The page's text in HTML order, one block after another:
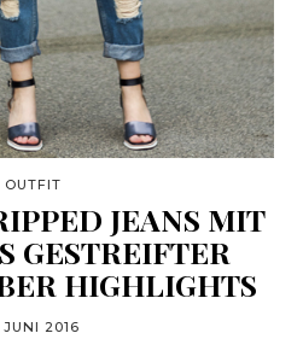
OUTFIT
JEANS MIT
GESTREIFTER B
HIGHLIGHTS
JUNI 2016